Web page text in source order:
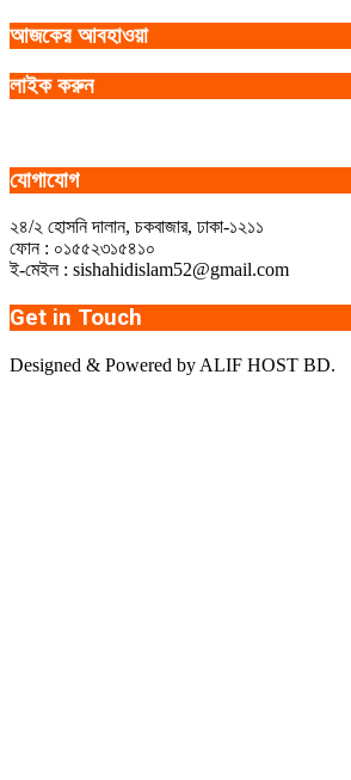
আজকের আবহাওয়া
লাইক করুন
যোগাযোগ
২৪/২ হোসনি দালান, চকবাজার, ঢাকা-১২১১
ফোন : ০১৫৫২৩১৫৪১০
ই-মেইল : sishahidislam52@gmail.com
Get in Touch
Designed & Powered by ALIF HOST BD.